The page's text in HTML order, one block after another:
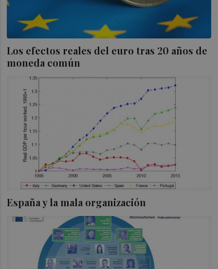
Los efectos reales del euro tras 20 años de
moneda común
España y la mala organización